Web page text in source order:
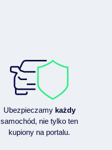
Ubezpieczamy każdy
samochód, nie tylko ten
kupiony na portalu.